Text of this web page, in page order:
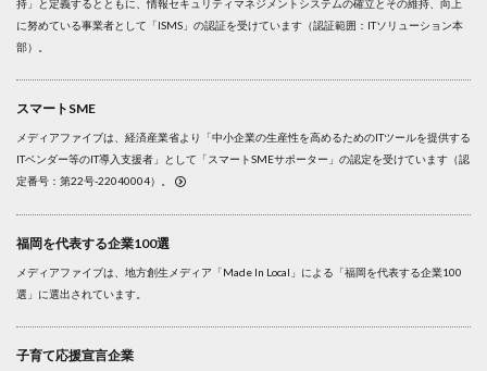
持」と定義するとともに、情報セキュリティマネジメントシステムの確立とその維持、向上
に努めている事業者として「ISMS」の認証を受けています（認証範囲：ITソリューション本
部）。
スマートSME
メディアファイブは、経済産業省より「中小企業の生産性を高めるためのITツールを提供する
ITベンダー等のIT導入支援者」として「スマートSMEサポーター」の認定を受けています（認
定番号：第22号-22040004）。
福岡を代表する企業100選
メディアファイブは、地方創生メディア「Made In Local」による「福岡を代表する企業100
選」に選出されています。
子育て応援宣言企業